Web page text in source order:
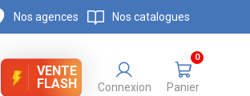
Nos agences Nos catalogues
VENTE
FLASH
Connexion Panier
0